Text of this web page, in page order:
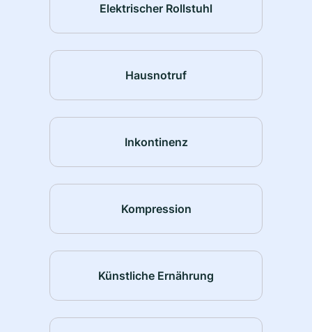
Elektrischer Rollstuhl
Hausnotruf
Inkontinenz
Kompression
Künstliche Ernährung